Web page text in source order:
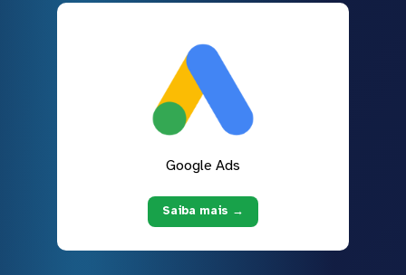
Google Ads
Saiba mais →